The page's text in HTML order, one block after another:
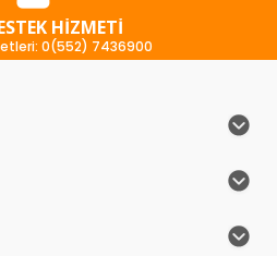
HIZMETI
0(552) 7436900